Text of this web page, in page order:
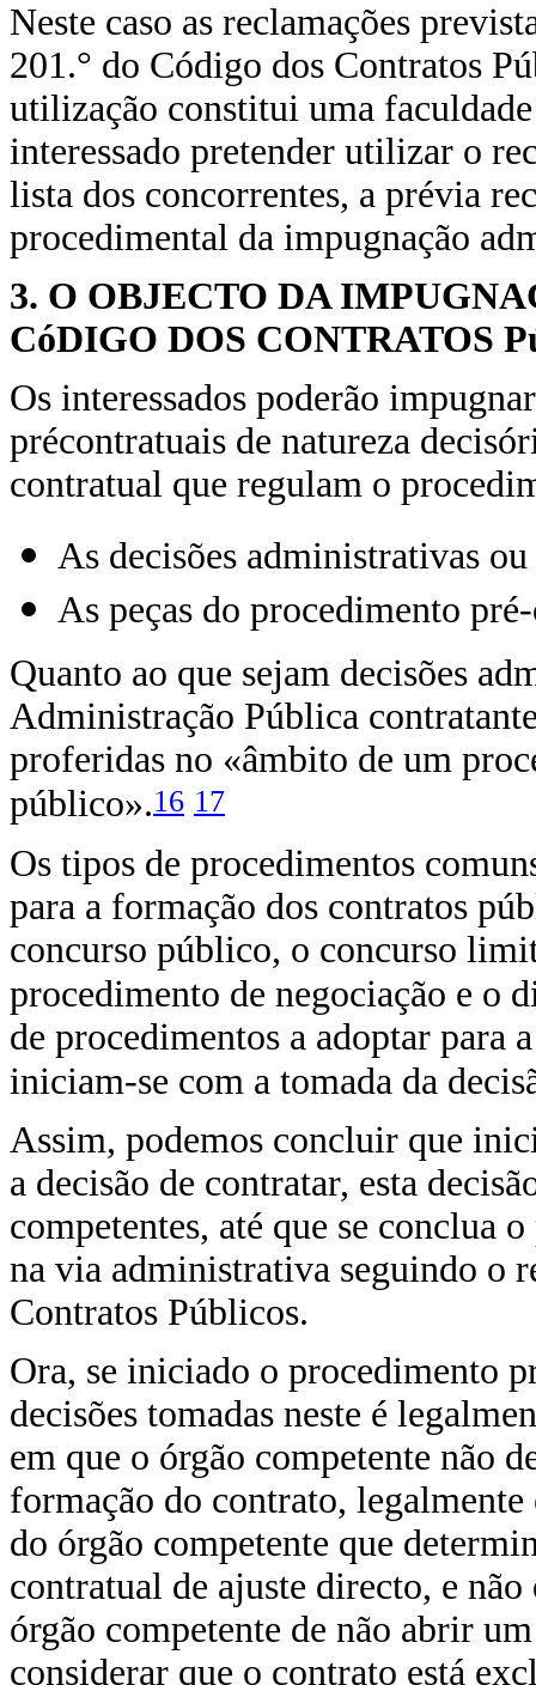
Neste caso as reclamações
201.° do Código dos Contratos
utilização constitui uma
interessado pretender utilizar o
lista dos concorrentes, a prévia
procedimental da impugnação
3. O OBJECTO DA
CóDIGO DOS CONTRATOS
Os interessados poderão
précontratuais de natureza
contratual que regulam o
As decisões administrativas
As peças do procedimento
Quanto ao que sejam decisões
Administração Pública
proferidas no «âmbito de um
público».16 17
Os tipos de procedimentos
para a formação dos contratos
concurso público, o concurso
procedimento de negociação e o
de procedimentos a adoptar para
iniciam-se com a tomada da
Assim, podemos concluir que
a decisão de contratar, esta
competentes, até que se conclua
na via administrativa seguindo o
Contratos Públicos.
Ora, se iniciado o procedimento
decisões tomadas neste é
em que o órgão competente não
formação do contrato,
do órgão competente que
contratual de ajuste directo, e
órgão competente de não abrir
considerar que o contrato está